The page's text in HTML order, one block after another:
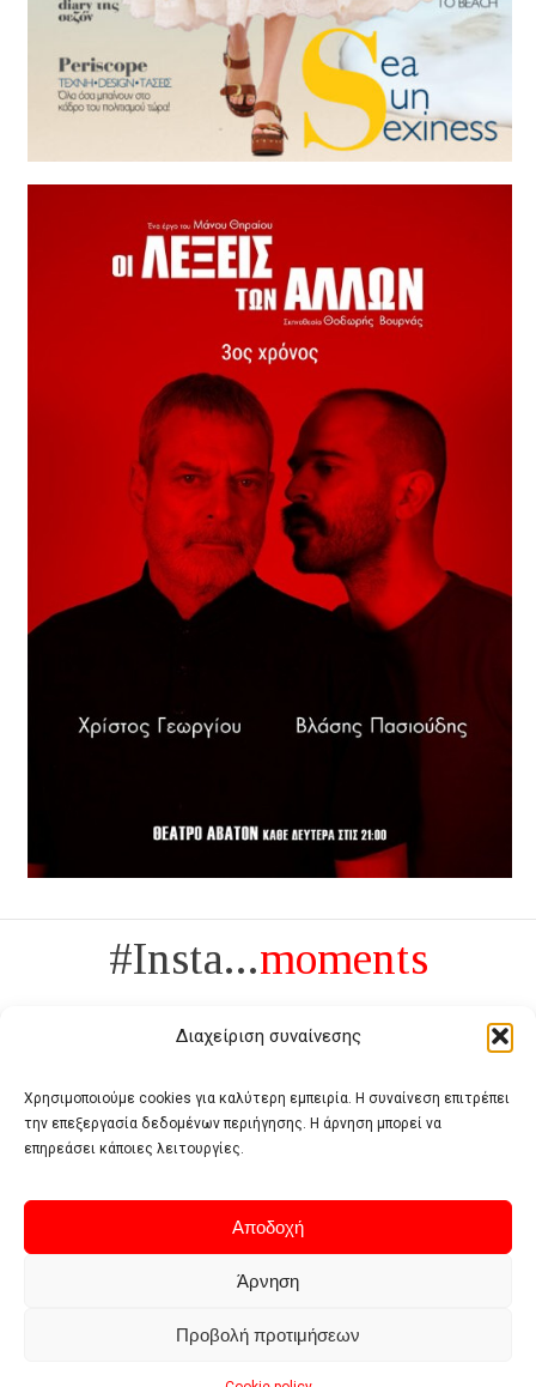
Διαχείριση συναίνεσης
Χρησιμοποιούμε cookies για καλύτερη εμπειρία. Η συναίνεση επιτρέπει
την επεξεργασία δεδομένων περιήγησης. Η άρνηση μπορεί να
επηρεάσει κάποιες λειτουργίες.
Αποδοχή
Άρνηση
Προβολή προτιμήσεων
#Insta...moments
Πολυτέλεια δεν είναι το αντίθετο της ανέχειας, είναι το αντίθετο της
Terms of use Privacy policy Cookie policy